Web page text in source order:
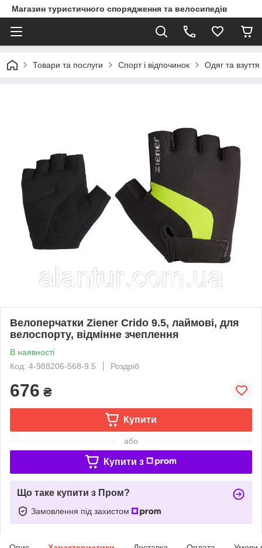
Магазин туристичного спорядження та велосипедів
Товари та послуги Спорт і відпочинок Одяг та
Велоперчатки Ziener Crido 9.5, лаймові, для
велоспорту, відмінне зчеплення
В наявності
Код: 4-988206-568-9.5
Роздріб
676 ₴
Купити
або
Купити з
Що таке купити з Пром?
Замовлення під захистом